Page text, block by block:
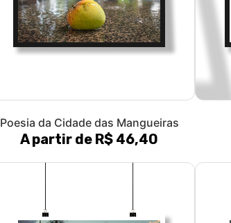
Poesia da Cidade das Mangueiras
A partir de R$ 46,40